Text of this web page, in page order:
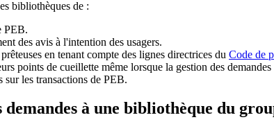
bibliothèques de :
PEB.
des avis à l'intention des usagers.
en tenant compte des lignes directrices du Code de
points de cueillette même lorsque la gestion des
sur les transactions de PEB.
à une bibliothèque du